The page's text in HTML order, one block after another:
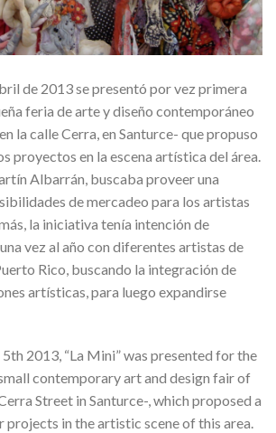
de 2013 se presentó por vez primera
feria de arte y diseño contemporáneo
la calle Cerra, en Santurce- que propuso
proyectos en la escena artística del área.
Albarrán, buscaba proveer una
de mercadeo para los artistas
la iniciativa tenía intención de
vez al año con diferentes artistas de
Rico, buscando la integración de
artísticas, para luego expandirse
2013, “La Mini” was presented for the
contemporary art and design fair of
Street in Santurce-, which proposed a
projects in the artistic scene of this area.